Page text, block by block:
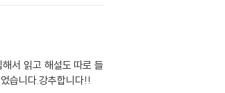
서 읽고 해설도 따로 들
습니다.강추합니다!!